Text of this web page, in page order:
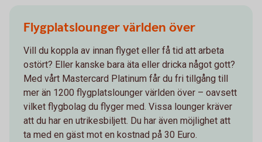
Flygplatslounger världen över
Vill du koppla av innan flyget eller få tid att arbeta
ostört? Eller kanske bara äta eller dricka något gott?
Med vårt Mastercard Platinum får du fri tillgång till
mer än 1200 flygplatslounger världen över – oavsett
vilket flygbolag du flyger med. Vissa lounger kräver
att du har en utrikesbiljett. Du har även möjlighet att
ta med en gäst mot en kostnad på 30 Euro.